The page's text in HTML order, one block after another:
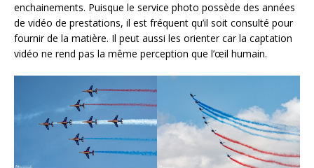
enchainements. Puisque le service photo possède des années
de vidéo de prestations, il est fréquent qu’il soit consulté pour
fournir de la matière. Il peut aussi les orienter car la captation
vidéo ne rend pas la même perception que l’œil humain.